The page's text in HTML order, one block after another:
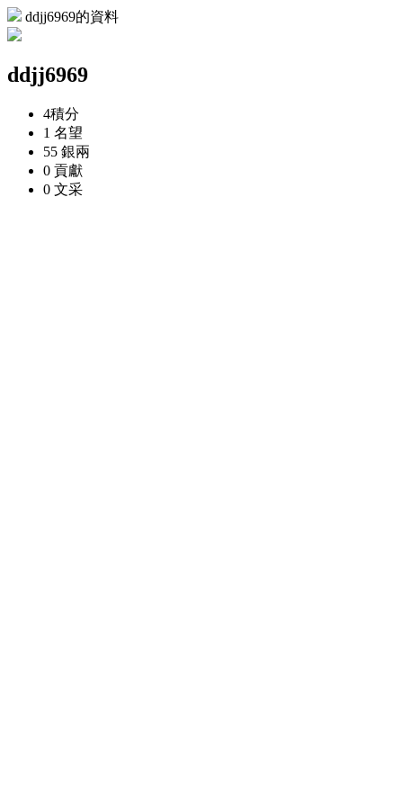
ddjj6969的資料
ddjj6969
4積分
1 名望
55 銀兩
0 貢獻
0 文采